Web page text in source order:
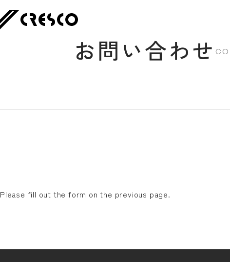
お問い合わせ
Please fill out the form on the previous page.